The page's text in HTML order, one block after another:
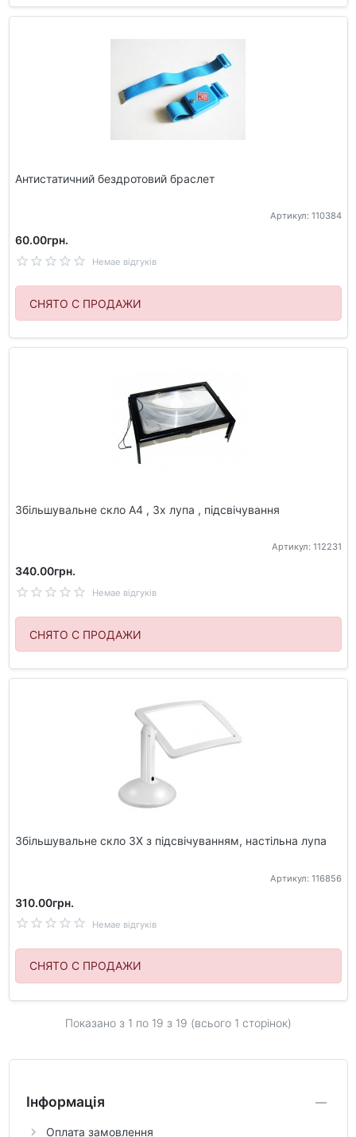
Антистатичний бездротовий браслет
Артикул: 110384
60.00грн.
Немае відгуків
СНЯТО С ПРОДАЖИ
Збільшувальне скло A4 , 3x лупа , підсвічування
Артикул: 112231
340.00грн.
Немае відгуків
СНЯТО С ПРОДАЖИ
Збільшувальне скло 3Х з підсвічуванням, настільна лупа
Артикул: 116856
310.00грн.
Немае відгуків
СНЯТО С ПРОДАЖИ
Показано з 1 по 19 з 19 (всього 1 сторінок)
Інформація
Оплата замовлення